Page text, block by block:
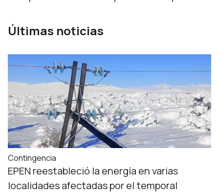
Últimas noticias
Contingencia
EPEN reestableció la energía en varias
localidades afectadas por el temporal